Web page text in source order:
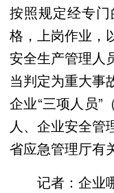
按照规定经专
格，上岗作业，
安全生产管理人
当判定为重大事
企业“三项人员”
人、企业安全管
省应急管理厅有
记者：企业哪